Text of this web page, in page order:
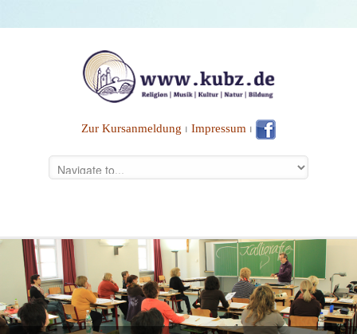
Zur Kursanmeldung ⏐ Impressum ⏐